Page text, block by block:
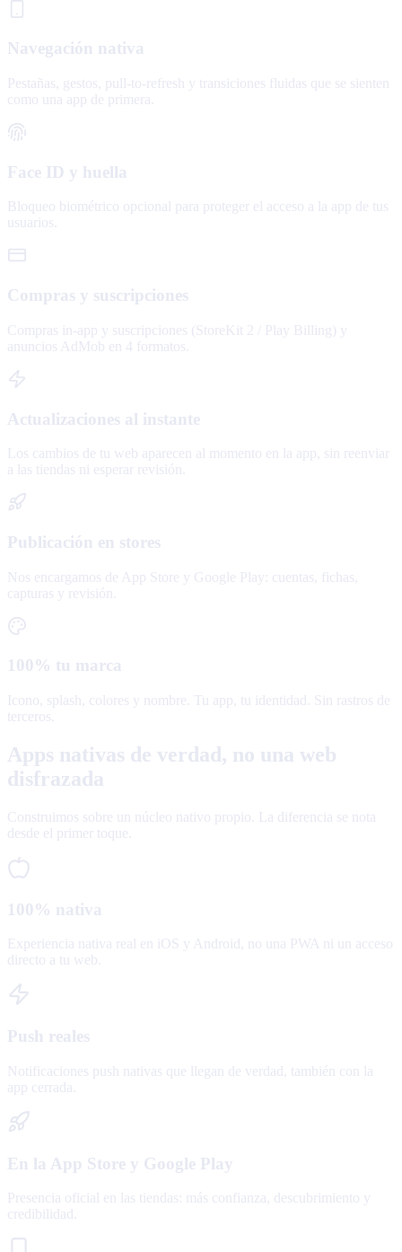
Navegación nativa
Pestañas, gestos, pull-to-refresh y transiciones fluidas que se sienten
como una app de primera.
Face ID y huella
Bloqueo biométrico opcional para proteger el acceso a la app de tus
usuarios.
Compras y suscripciones
Compras in-app y suscripciones (StoreKit 2 / Play Billing) y
anuncios AdMob en 4 formatos.
Actualizaciones al instante
Los cambios de tu web aparecen al momento en la app, sin reenviar
a las tiendas ni esperar revisión.
Publicación en stores
Nos encargamos de App Store y Google Play: cuentas, fichas,
capturas y revisión.
100% tu marca
Icono, splash, colores y nombre. Tu app, tu identidad. Sin rastros de
terceros.
Apps nativas de verdad, no una web
disfrazada
Construimos sobre un núcleo nativo propio. La diferencia se nota
desde el primer toque.
100% nativa
Experiencia nativa real en iOS y Android, no una PWA ni un acceso
directo a tu web.
Push reales
Notificaciones push nativas que llegan de verdad, también con la
app cerrada.
En la App Store y Google Play
Presencia oficial en las tiendas: más confianza, descubrimiento y
credibilidad.